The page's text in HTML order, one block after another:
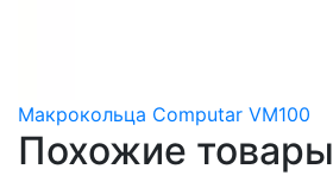
Макрокольца Computar VM100
Похожие товары